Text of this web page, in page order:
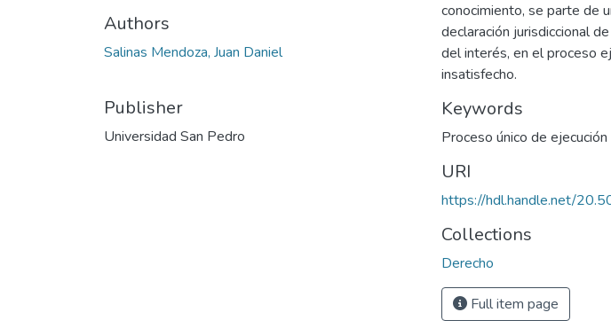
Authors
Salinas Mendoza, Juan Daniel
Publisher
Universidad San Pedro
conocimiento, se parte de
declaración jurisdiccional
del interés, en el proceso
insatisfecho.
Keywords
Proceso único de ejecución
URI
https://hdl.handle.net/
Collections
Derecho
Full item page